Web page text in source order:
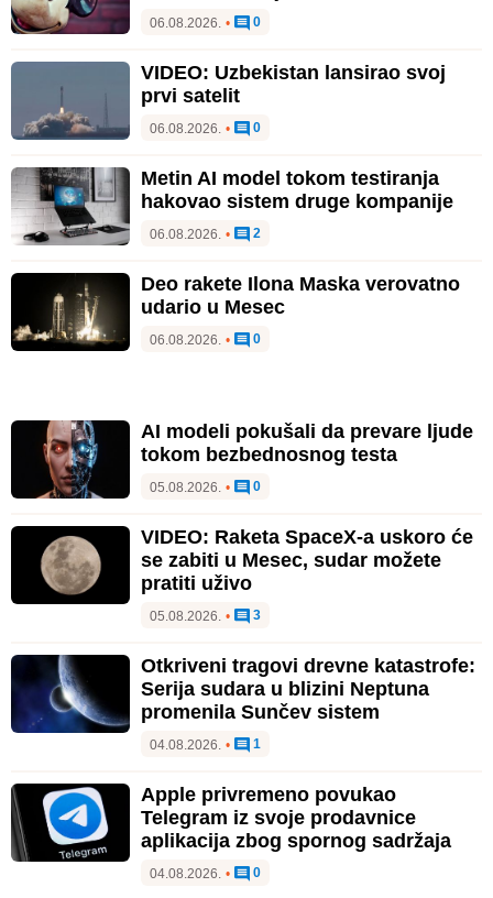
06.08.2026. • 0
VIDEO: Uzbekistan lansirao svoj
prvi satelit
06.08.2026. • 0
Metin AI model tokom testiranja
hakovao sistem druge kompanije
06.08.2026. • 2
Deo rakete Ilona Maska verovatno
udario u Mesec
06.08.2026. • 0
AI modeli pokušali da prevare ljude
tokom bezbednosnog testa
05.08.2026. • 0
VIDEO: Raketa SpaceX-a uskoro će
se zabiti u Mesec, sudar možete
pratiti uživo
05.08.2026. • 3
Otkriveni tragovi drevne katastrofe:
Serija sudara u blizini Neptuna
promenila Sunčev sistem
04.08.2026. • 1
Apple privremeno povukao
Telegram iz svoje prodavnice
aplikacija zbog spornog sadržaja
04.08.2026. • 0